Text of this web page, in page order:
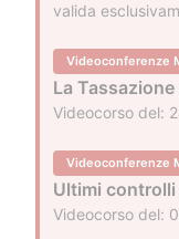
valida
Videoconferenze
La
Videocorso del:
Videoconferenze
Ultimi
Videocorso del: